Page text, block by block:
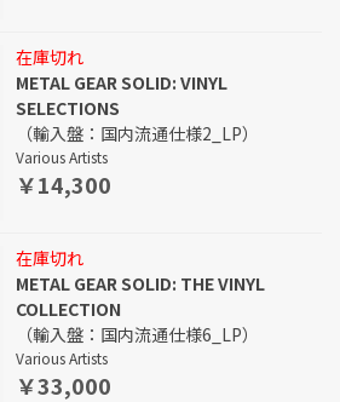
在庫切れ
METAL GEAR SOLID: VINYL
SELECTIONS
（輸入盤：国内流通仕様2_LP）
Various Artists
￥14,300
在庫切れ
METAL GEAR SOLID: THE VINYL
COLLECTION
（輸入盤：国内流通仕様6_LP）
Various Artists
￥33,000